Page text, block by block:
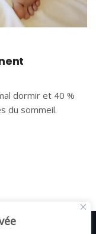
dormir et 40 %
du sommeil.